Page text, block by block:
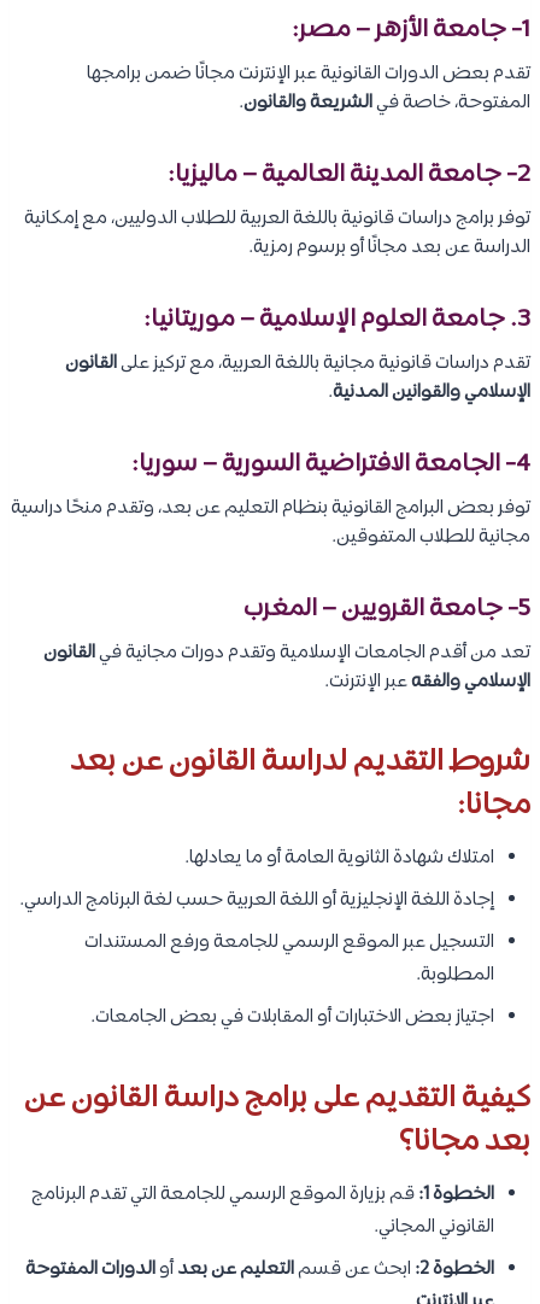
1- جامعة الأزهر – مصر:
تقدم بعض الدورات القانونية عبر الإنترنت مجانًا ضمن برامجها
المفتوحة، خاصة فيالشريعة والقانون.
2- جامعة المدينة العالمية – ماليزيا:
توفر برامج دراسات قانونية باللغة العربية للطلاب الدوليين، مع إمكانية
الدراسة عن بعد مجانًا أو برسوم رمزية.
3. جامعة العلوم الإسلامية – موريتانيا:
تقدم دراسات قانونية مجانية باللغة العربية، مع تركيز علىالقانون
الإسلامي والقوانين المدنية.
4- الجامعة الافتراضية السورية – سوريا:
توفر بعض البرامج القانونية بنظام التعليم عن بعد، وتقدم منحًا دراسية
مجانية للطلاب المتفوقين.
5- جامعة القرويين – المغرب
تعد من أقدم الجامعات الإسلامية وتقدم دورات مجانية فيالقانون
الإسلامي والفقهعبر الإنترنت.
شروط التقديم لدراسة القانون عن بعد
مجانا:
امتلاك شهادة الثانوية العامة أو ما يعادلها.
إجادة اللغة الإنجليزية أو اللغة العربية حسب لغة البرنامج الدراسي.
التسجيل عبر الموقع الرسمي للجامعة ورفع المستندات
المطلوبة.
اجتياز بعض الاختبارات أو المقابلات في بعض الجامعات.
كيفية التقديم على برامج دراسة القانون عن
بعد مجانا؟
الخطوة 1:
قم بزيارة الموقع الرسمي للجامعة التي تقدم البرنامج
القانوني المجاني.
الخطوة 2:
ابحث عن قسمالتعليم عن بعدأوالدورات المفتوحة